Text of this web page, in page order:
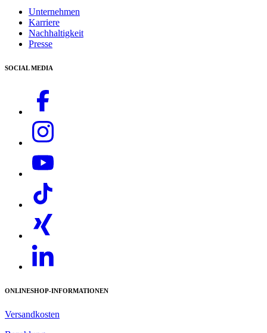
FAQ
Kontakt
Unternehmen
Karriere
Nachhaltigkeit
Presse
SOCIAL MEDIA
ONLINESHOP-INFORMATIONEN
Versandkosten